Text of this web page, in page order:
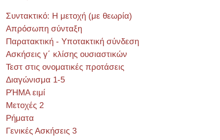
Συντακτικό: Η μετοχή (με θεωρία)
Απρόσωπη σύνταξη
Παρατακτική - Υποτακτική σύνδεση
Ασκήσεις γ΄ κλίσης ουσιαστικών
Τεστ στις ονοματικές προτάσεις
Διαγώνισμα 1-5
ΡΉΜΑ ειμί
Μετοχές 2
Ρήματα
Γενικές Ασκήσεις 3